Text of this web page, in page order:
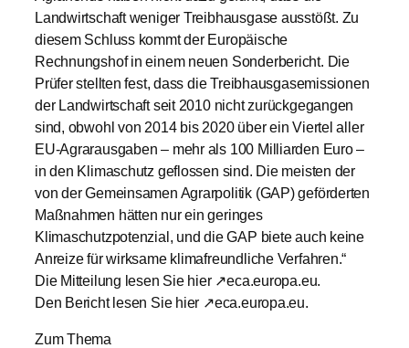
Landwirtschaft weniger Treibhausgase ausstößt. Zu
diesem Schluss kommt der Europäische
Rechnungshof in einem neuen Sonderbericht. Die
Prüfer stellten fest, dass die Treibhausgasemissionen
der Landwirtschaft seit 2010 nicht zurückgegangen
sind, obwohl von 2014 bis 2020 über ein Viertel aller
EU-Agrarausgaben – mehr als 100 Milliarden Euro –
in den Klimaschutz geflossen sind. Die meisten der
von der Gemeinsamen Agrarpolitik (GAP) geförderten
Maßnahmen hätten nur ein geringes
Klimaschutzpotenzial, und die GAP biete auch keine
Anreize für wirksame klimafreundliche Verfahren.“
Die Mitteilung lesen Sie hier ↗eca.europa.eu.
Den Bericht lesen Sie hier ↗eca.europa.eu.
Zum Thema